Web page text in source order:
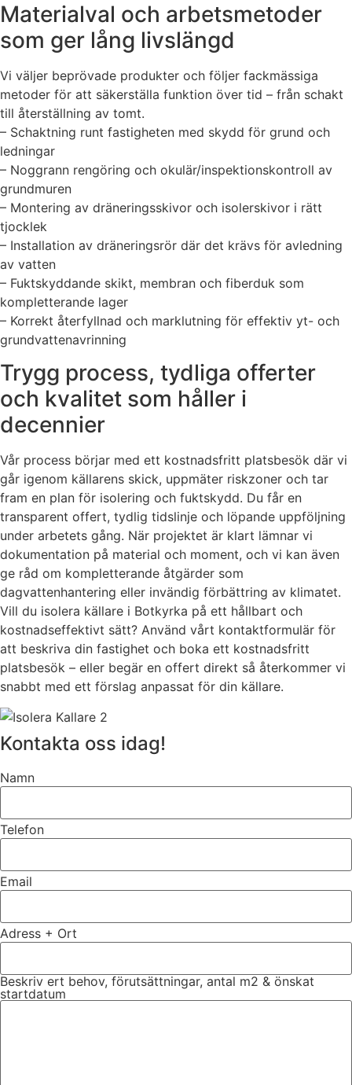
Materialval och arbetsmetoder
som ger lång livslängd
Vi väljer beprövade produkter och följer fackmässiga
metoder för att säkerställa funktion över tid – från schakt
till återställning av tomt.
– Schaktning runt fastigheten med skydd för grund och
ledningar
– Noggrann rengöring och okulär/inspektionskontroll av
grundmuren
– Montering av dräneringsskivor och isolerskivor i rätt
tjocklek
– Installation av dräneringsrör där det krävs för avledning
av vatten
– Fuktskyddande skikt, membran och fiberduk som
kompletterande lager
– Korrekt återfyllnad och marklutning för effektiv yt- och
grundvattenavrinning
Trygg process, tydliga offerter
och kvalitet som håller i
decennier
Vår process börjar med ett kostnadsfritt platsbesök där vi
går igenom källarens skick, uppmäter riskzoner och tar
fram en plan för isolering och fuktskydd. Du får en
transparent offert, tydlig tidslinje och löpande uppföljning
under arbetets gång. När projektet är klart lämnar vi
dokumentation på material och moment, och vi kan även
ge råd om kompletterande åtgärder som
dagvattenhantering eller invändig förbättring av klimatet.
Vill du isolera källare i Botkyrka på ett hållbart och
kostnadseffektivt sätt? Använd vårt kontaktformulär för
att beskriva din fastighet och boka ett kostnadsfritt
platsbesök – eller begär en offert direkt så återkommer vi
snabbt med ett förslag anpassat för din källare.
Kontakta oss idag!
Namn
Telefon
Email
Adress + Ort
Beskriv ert behov, förutsättningar, antal m2 & önskat
startdatum